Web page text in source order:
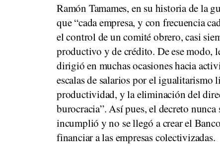
Ramón Tamames, en su historia de la
que “cada empresa, y con frecuencia
el control de un comité obrero, casi
productivo y de crédito. De ese modo,
dirigió en muchas ocasiones hacia
escalas de salarios por el
productividad, y la eliminación del
burocracia”. Así pues, el decreto
incumplió y no se llegó a crear el
financiar a las empresas colectivizadas.